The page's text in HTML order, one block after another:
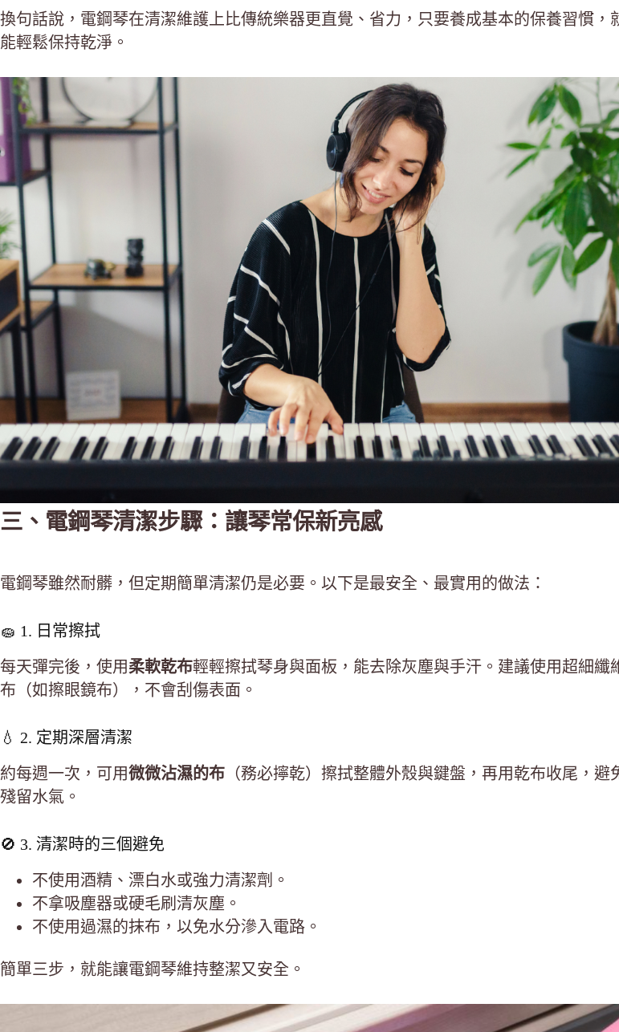
換句話說，電鋼琴在清潔維護上比傳統樂器更直覺、省力，只要養成基本的保養習慣，
能輕鬆保持乾淨。
三、電鋼琴清潔步驟：讓琴常保新亮感
電鋼琴雖然耐髒，但定期簡單清潔仍是必要。以下是最安全、最實用的做法：
🧽 1. 日常擦拭
每天彈完後，使用柔軟乾布輕輕擦拭琴身與面板，能去除灰塵與手汗。建議使用超細纖
布（如擦眼鏡布），不會刮傷表面。
💧 2. 定期深層清潔
約每週一次，可用微微沾濕的布 （務必擰乾）擦拭整體外殼與鍵盤，再用乾布收尾，避
殘留水氣。
🚫 3. 清潔時的三個避免
不使用酒精、漂白水或強力清潔劑。
不拿吸塵器或硬毛刷清灰塵。
不使用過濕的抹布，以免水分滲入電路。
簡單三步，就能讓電鋼琴維持整潔又安全。